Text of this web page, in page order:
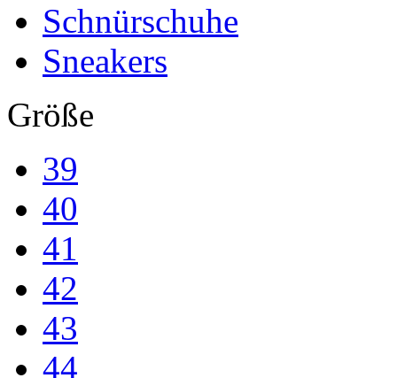
Schnürschuhe
Sneakers
Größe
39
40
41
42
43
44